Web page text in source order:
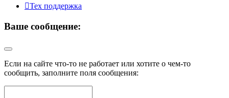
Тех поддержка
Ваше сообщение:
Если на сайте что-то не работает или хотите о чем-то
сообщить, заполните поля сообщения: